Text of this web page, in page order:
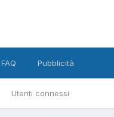
Utenti connessi
FAQ Pubblicità